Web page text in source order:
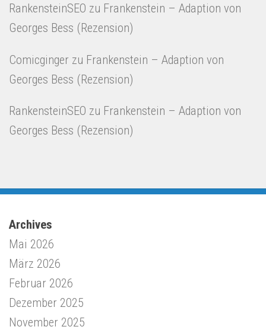
RankensteinSEO zu Frankenstein – Adaption von
Georges Bess (Rezension)
Comicginger zu Frankenstein – Adaption von
Georges Bess (Rezension)
RankensteinSEO zu Frankenstein – Adaption von
Georges Bess (Rezension)
Archives
Mai 2026
März 2026
Februar 2026
Dezember 2025
November 2025